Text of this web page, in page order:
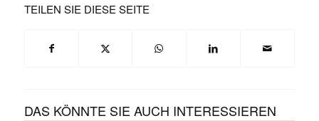
TEILEN SIE DIESE SEITE
DAS KÖNNTE SIE AUCH INTERESSIEREN